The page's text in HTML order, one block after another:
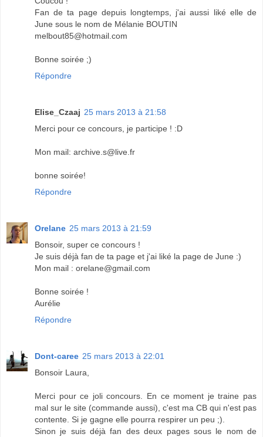
Fan de ta page depuis longtemps, j'ai aussi liké elle de
June sous le nom de Mélanie BOUTIN
melbout85@hotmail.com
Bonne soirée ;)
Répondre
Elise_Czaaj 25 mars 2013 à 21:58
Merci pour ce concours, je participe ! :D
Mon mail: archive.s@live.fr
bonne soirée!
Répondre
Orelane 25 mars 2013 à 21:59
Bonsoir, super ce concours !
Je suis déjà fan de ta page et j'ai liké la page de June :)
Mon mail : orelane@gmail.com
Bonne soirée !
Aurélie
Répondre
Dont-caree 25 mars 2013 à 22:01
Bonsoir Laura,
Merci pour ce joli concours. En ce moment je traine pas
mal sur le site (commande aussi), c'est ma CB qui n'est pas
contente. Si je gagne elle pourra respirer un peu ;).
Sinon je suis déjà fan des deux pages sous le nom de